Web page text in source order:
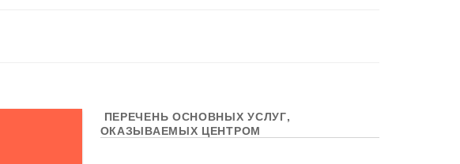
ПЕРЕЧЕНЬ ОСНОВНЫХ УСЛУГ,
ОКАЗЫВАЕМЫХ ЦЕНТРОМ